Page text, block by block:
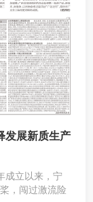
发展新质生产
成立以来，宁
，闯过激流险